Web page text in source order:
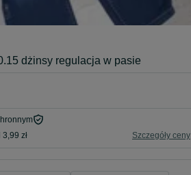
dżinsy regulacja w pasie
zł Szczegóły ceny